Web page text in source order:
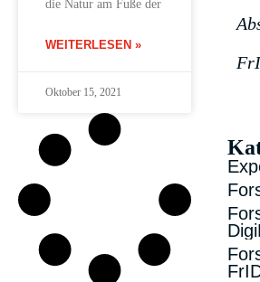
die Natur am Fuße der
WEITERLESEN »
Oktober 15, 2021